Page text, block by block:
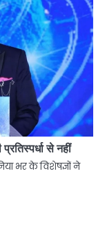
से नहीं
भर के विशेषज्ञों ने